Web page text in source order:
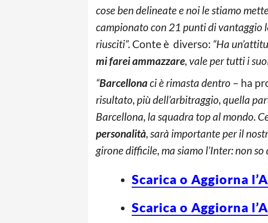
cose ben delineate e noi le stiamo
campionato con 21 punti di vantaggio
riusciti”. Conte è diverso: “Ha
mi farei ammazzare, vale per tutti i
“Barcellonaci è rimasta dentro – ha
risultato, più dell’arbitraggio, quella
Barcellona, la squadra top al mondo.
personalità, sarà importante per il
girone difficile, ma siamo l’Inter: non
Scarica o Aggiorna
Scarica o Aggiorna